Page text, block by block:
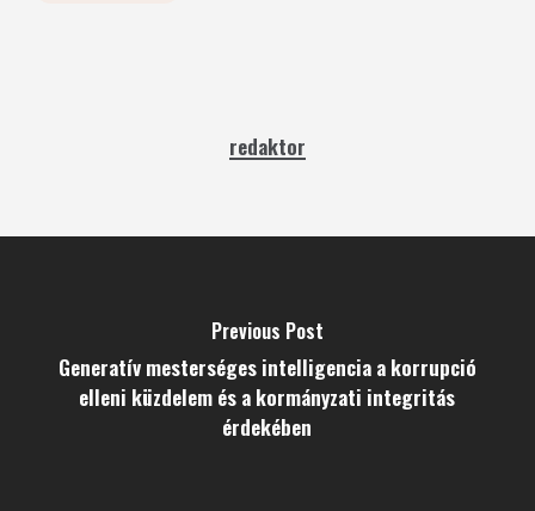
redaktor
Previous Post
Generatív mesterséges intelligencia a korrupció
elleni küzdelem és a kormányzati integritás
érdekében